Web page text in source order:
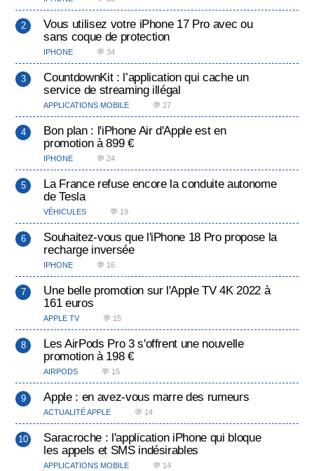
Vous utilisez votre iPhone 17 Pro avec ou
sans coque de protection
IPHONE 💬 34
CountdownKit : l’application qui cache un
service de streaming illégal
APPLICATIONS MOBILE 💬 27
Bon plan : l'iPhone Air d'Apple est en
promotion à 899 €
IPHONE 💬 24
La France refuse encore la conduite autonome
de Tesla
VÉHICULES 💬 19
Souhaitez-vous que l'iPhone 18 Pro propose la
recharge inversée
IPHONE 💬 16
Une belle promotion sur l'Apple TV 4K 2022 à
161 euros
APPLE TV 💬 15
Les AirPods Pro 3 s'offrent une nouvelle
promotion à 198 €
AIRPODS 💬 15
Apple : en avez-vous marre des rumeurs
ACTUALITÉ APPLE 💬 14
Saracroche : l'application iPhone qui bloque
les appels et SMS indésirables
APPLICATIONS MOBILE 💬 14